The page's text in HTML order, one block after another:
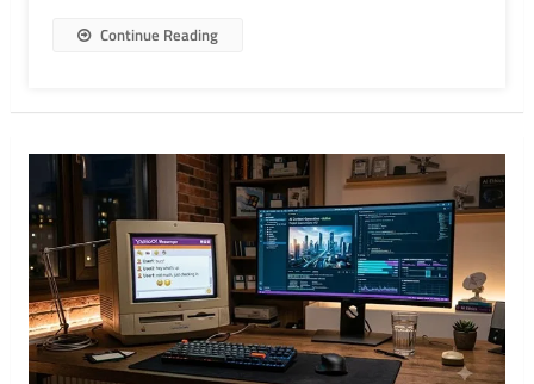
Continue Reading